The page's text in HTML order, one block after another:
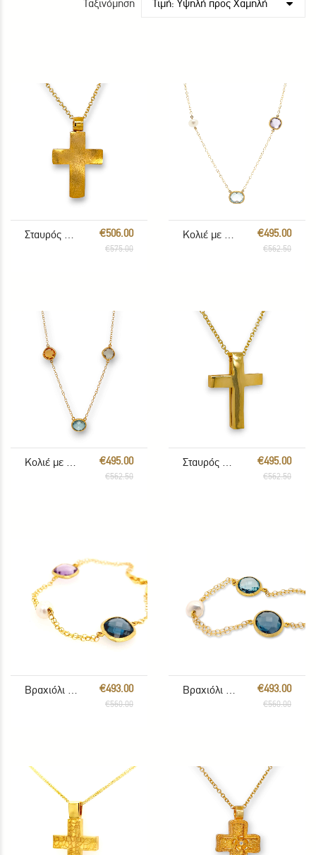
Ταξινόμηση Τιμή: Υψηλή προς Χαμηλή
€506.00
€575.00
€495.00
€562.50
€495.00
€562.50
€495.00
€562.50
€493.00
€560.00
€493.00
€560.00